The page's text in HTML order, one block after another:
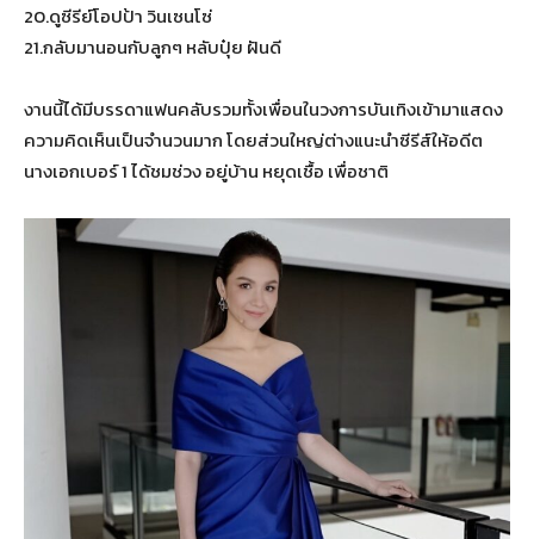
20.ดูซีรีย์โอปป้า วินเซนโซ่
21.กลับมานอนกับลูกๆ หลับปุ๋ย ฝันดี
งานนี้ได้มีบรรดาแฟนคลับรวมทั้งเพื่อนในวงการบันเทิงเข้ามาแสดง
ความคิดเห็นเป็นจำนวนมาก โดยส่วนใหญ่ต่างแนะนำซีรีส์ให้อดีต
นางเอกเบอร์ 1 ได้ชมช่วง อยู่บ้าน หยุดเชื้อ เพื่อชาติ